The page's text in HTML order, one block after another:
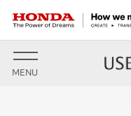
MENU